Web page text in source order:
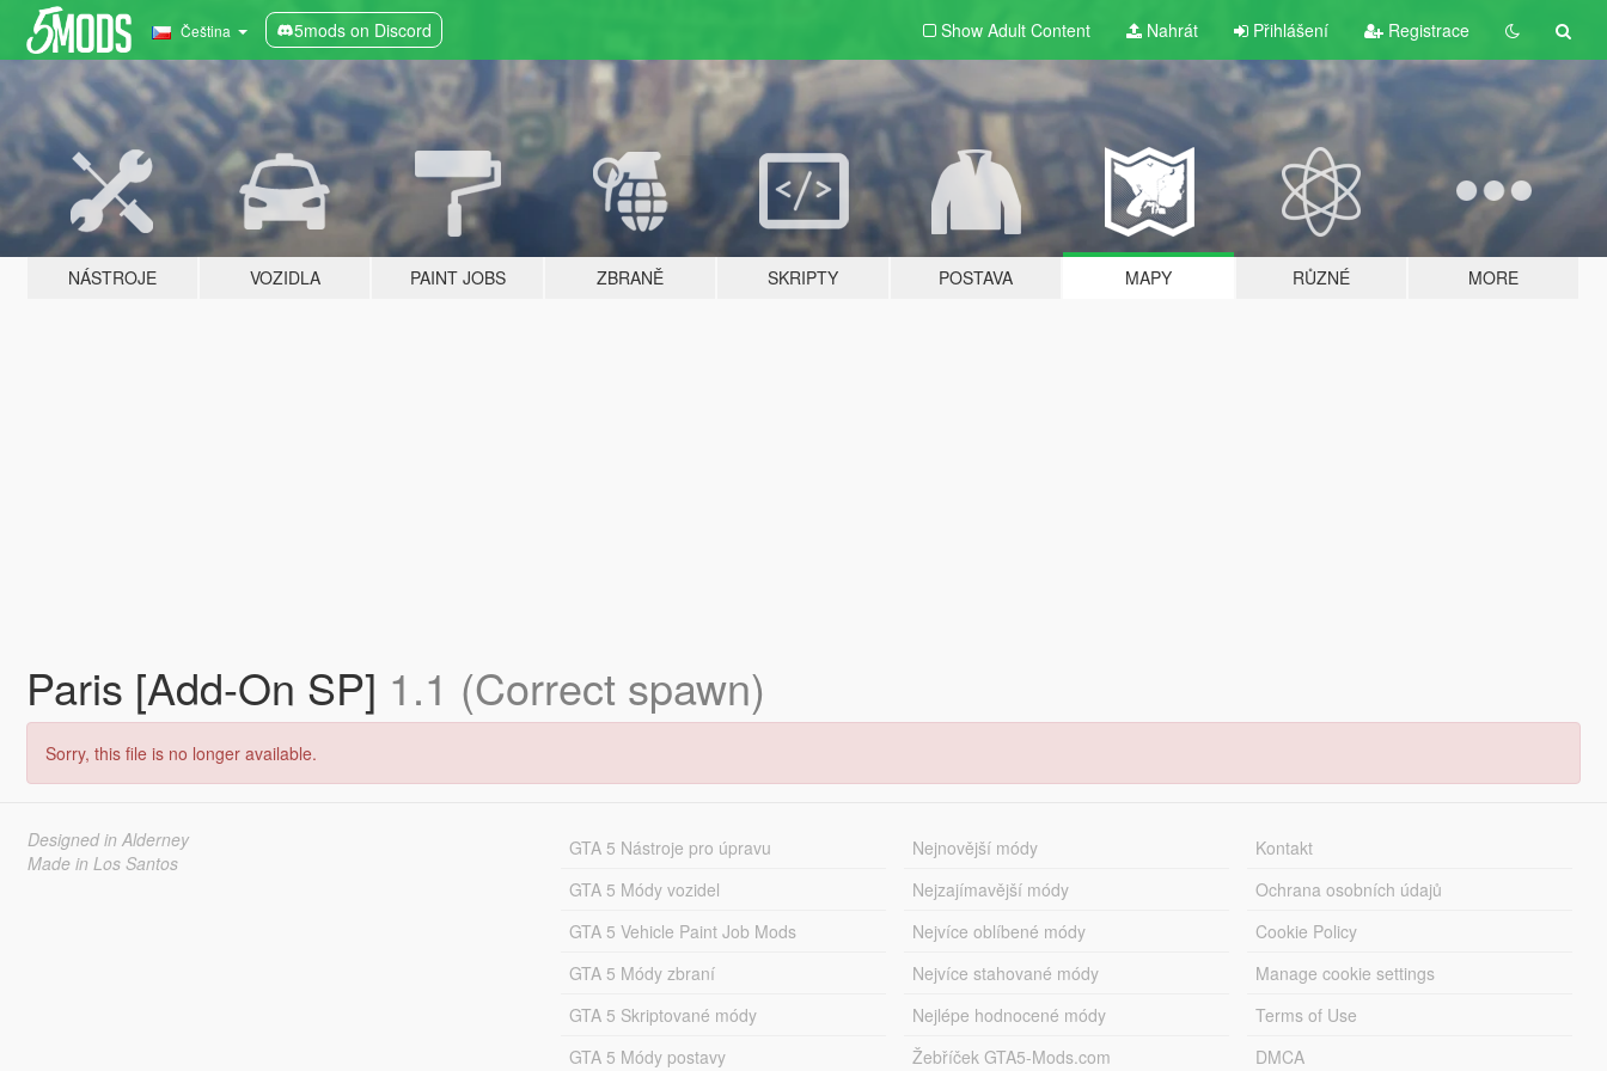
Čeština 5mods on Discord Show Adult Content Nahrát Přihlášení Registrace
NÁSTROJE VOZIDLA PAINT JOBS ZBRANĚ SKRIPTY POSTAVA MAPY RŮZNÉ MORE
Paris [Add-On SP] 1.1 (Correct spawn)
Sorry, this file is no longer available.
Designed in Alderney
Made in Los Santos
GTA 5 Nástroje pro úpravu
GTA 5 Módy vozidel
GTA 5 Vehicle Paint Job Mods
GTA 5 Módy zbraní
GTA 5 Skriptované módy
GTA 5 Módy postavy
Nejnovější módy
Nejzajímavější módy
Nejvíce oblíbené módy
Nejvíce stahované módy
Nejlépe hodnocené módy
Žebříček GTA5-Mods.com
Kontakt
Ochrana osobních údajů
Cookie Policy
Manage cookie settings
Terms of Use
DMCA